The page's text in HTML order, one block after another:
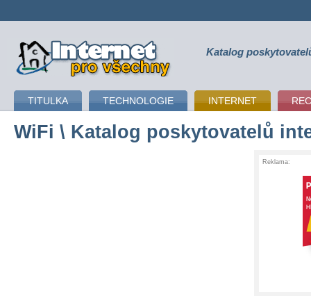
připojení k internetu Katalog
TITULKA TECHNOLOGIE INTERNET
WiFi \ Katalog poskytovatelů
Reklama: